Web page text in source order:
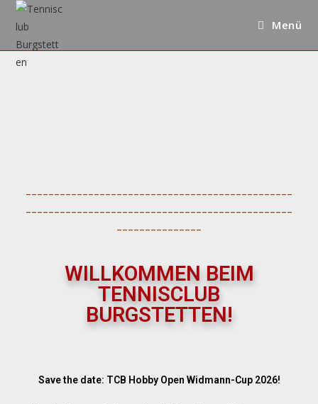
Menü
WILLKOMMEN BEIM
TENNISCLUB
BURGSTETTEN!
Save the date: TCB Hobby Open Widmann-Cup 2026!